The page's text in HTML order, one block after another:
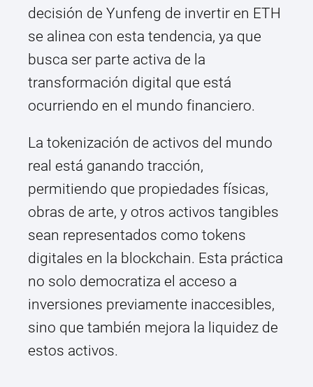
decisión de Yunfeng de invertir en ETH
se alinea con esta tendencia, ya que
busca ser parte activa de la
transformación digital que está
ocurriendo en el mundo financiero.
La tokenización de activos del mundo
real está ganando tracción,
permitiendo que propiedades físicas,
obras de arte, y otros activos tangibles
sean representados como tokens
digitales en la blockchain. Esta práctica
no solo democratiza el acceso a
inversiones previamente inaccesibles,
sino que también mejora la liquidez de
estos activos.